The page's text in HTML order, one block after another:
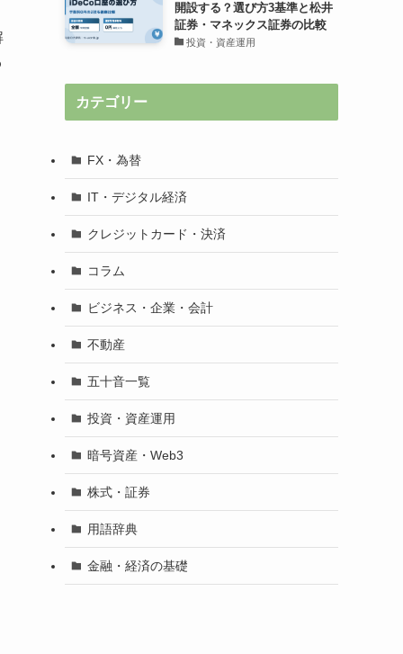
開設する？選び方3基準と松井
証券・マネックス証券の比較
投資・資産運用
カテゴリー
FX・為替
IT・デジタル経済
クレジットカード・決済
コラム
ビジネス・企業・会計
不動産
五十音一覧
投資・資産運用
暗号資産・Web3
株式・証券
用語辞典
金融・経済の基礎